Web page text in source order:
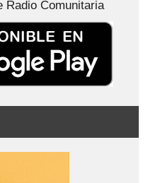
g
er
p
Radio Comunitaria